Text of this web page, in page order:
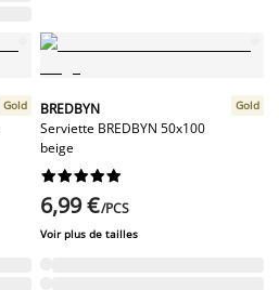
Gold
BREDBYN
Serviette BREDBYN 50x100
beige
Gold






6,99 €/PCS
Voir plus de tailles